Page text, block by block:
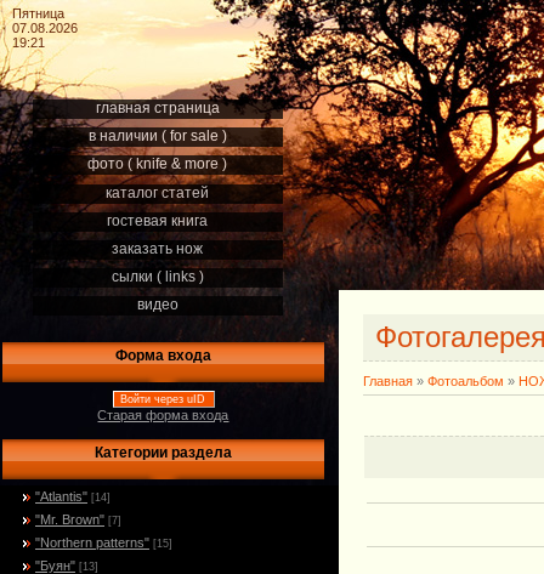
Пятница
07.08.2026
19:21
главная страница
в наличии ( for sale )
фото ( knife & more )
каталог статей
гостевая книга
заказать нож
сылки ( links )
видео
Форма входа
Войти через uID
Старая форма входа
Категории раздела
"Atlantis" [14]
"Mr. Brown" [7]
"Northern patterns" [15]
"Буян" [13]
Главная » Фотоальбом »